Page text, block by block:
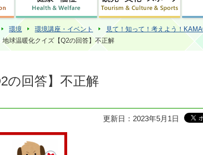
環境 環境講座・イベント
見て！知って！考えよう！
地球温暖化クイズ【Q2の回答】不正解
の回答】不正解
更新日：2023年5月1日